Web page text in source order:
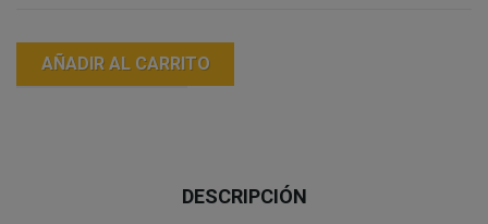
AÑADIR AL CARRITO
DESCRIPCIÓN